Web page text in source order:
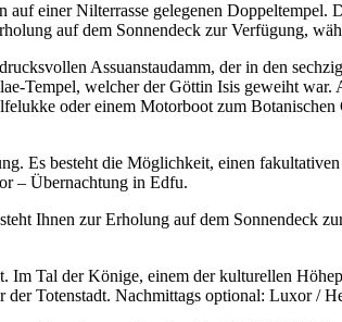
einer Nilterrasse gelegenen
auf dem Sonnendeck zur Verfügung,
Assuanstaudamm, der in den
Tempel, welcher der Göttin Isis geweiht
oder einem Motorboot zum
Es besteht die Möglichkeit, einen
– Übernachtung in Edfu.
Ihnen zur Erholung auf dem Sonnendeck
Tal der Könige, einem der kulturellen
der Totenstadt. Nachmittags optional: Luxor /